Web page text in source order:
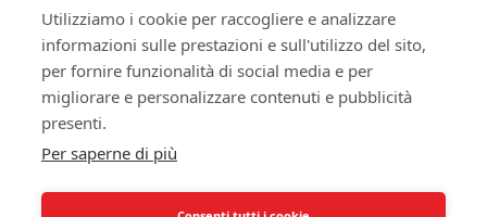
luci soffuse e suoni rilassanti e concediti un
momento per concentrarti sulla presenza del tuo
respiro. Imparare a rilasciare le tensioni
accumulate durante la giornata ti permetterà di
avvicinarti al sonno con ancora più facilità.
In aggiunta, puoi esplorare tecniche come il
rilassamento muscolare progressivo, in cui ti
Utilizziamo i cookie per raccogliere e analizzare
informazioni sulle prestazioni e sull'utilizzo del sito,
per fornire funzionalità di social media e per
migliorare e personalizzare contenuti e pubblicità
presenti.
Per saperne di più